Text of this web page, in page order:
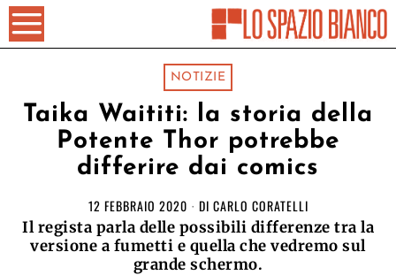
NOTIZIE
Taika Waititi: la storia della
Potente Thor potrebbe
differire dai comics
12 FEBBRAIO 2020 DI CARLO CORATELLI
Il regista parla delle possibili differenze tra la
versione a fumetti e quella che vedremo sul
grande schermo.